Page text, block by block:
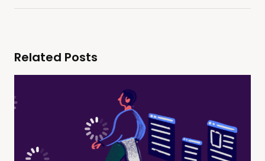
Related Posts